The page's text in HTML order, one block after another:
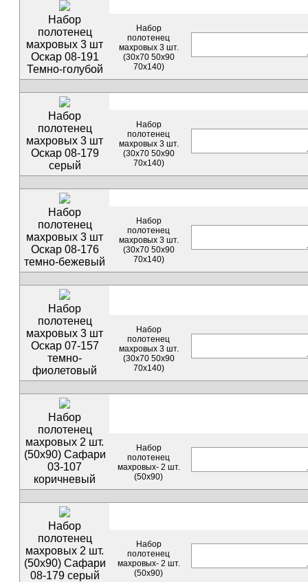
Набор
полотенец
махровых 3 шт
Оскар 08-191
Темно-голубой
Набор
полотенец
махровых 3 шт.
(30х70 50х90
70х140)
Набор
полотенец
махровых 3 шт
Оскар 08-179
серый
Набор
полотенец
махровых 3 шт.
(30х70 50х90
70х140)
Набор
полотенец
махровых 3 шт
Оскар 08-176
темно-бежевый
Набор
полотенец
махровых 3 шт.
(30х70 50х90
70х140)
Набор
полотенец
махровых 3 шт
Оскар 07-157
темно-
фиолетовый
Набор
полотенец
махровых 3 шт.
(30х70 50х90
70х140)
Набор
полотенец
махровых 2 шт.
(50х90) Сафари
03-107
коричневый
Набор
полотенец
махровых- 2 шт.
(50х90)
Набор
полотенец
махровых 2 шт.
(50х90) Сафари
08-179 серый
Набор
полотенец
махровых- 2 шт.
(50х90)